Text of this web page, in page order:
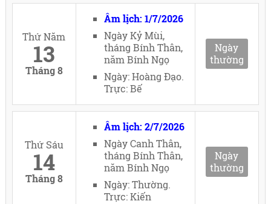
Thứ Năm
13
Tháng 8
Âm lịch: 1/7/2026
Ngày Kỷ Mùi,
tháng Bính Thân,
năm Bính Ngọ
Ngày: Hoàng Đạo.
Trực: Bế
Ngày
thường
Thứ Sáu
14
Tháng 8
Âm lịch: 2/7/2026
Ngày Canh Thân,
tháng Bính Thân,
năm Bính Ngọ
Ngày: Thường.
Trực: Kiến
Ngày
thường